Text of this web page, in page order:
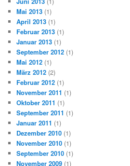
Mai 2013 (1)
April 2013 (1)
Februar 2013 (1)
Januar 2013 (1)
September 2012 (1)
Mai 2012 (1)
März 2012 (2)
Februar 2012 (1)
November 2011 (1)
Oktober 2011 (1)
September 2011 (1)
Januar 2011 (1)
Dezember 2010 (1)
November 2010 (1)
September 2010 (1)
November 2009 (1)